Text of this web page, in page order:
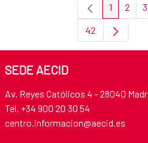
Page
1 Page
2 3
Page
42
SEDE AECID
Av. Reyes Católicos 4 - 28040
Tel. +34 900 20 30 54
centro.informacion@aecid.es